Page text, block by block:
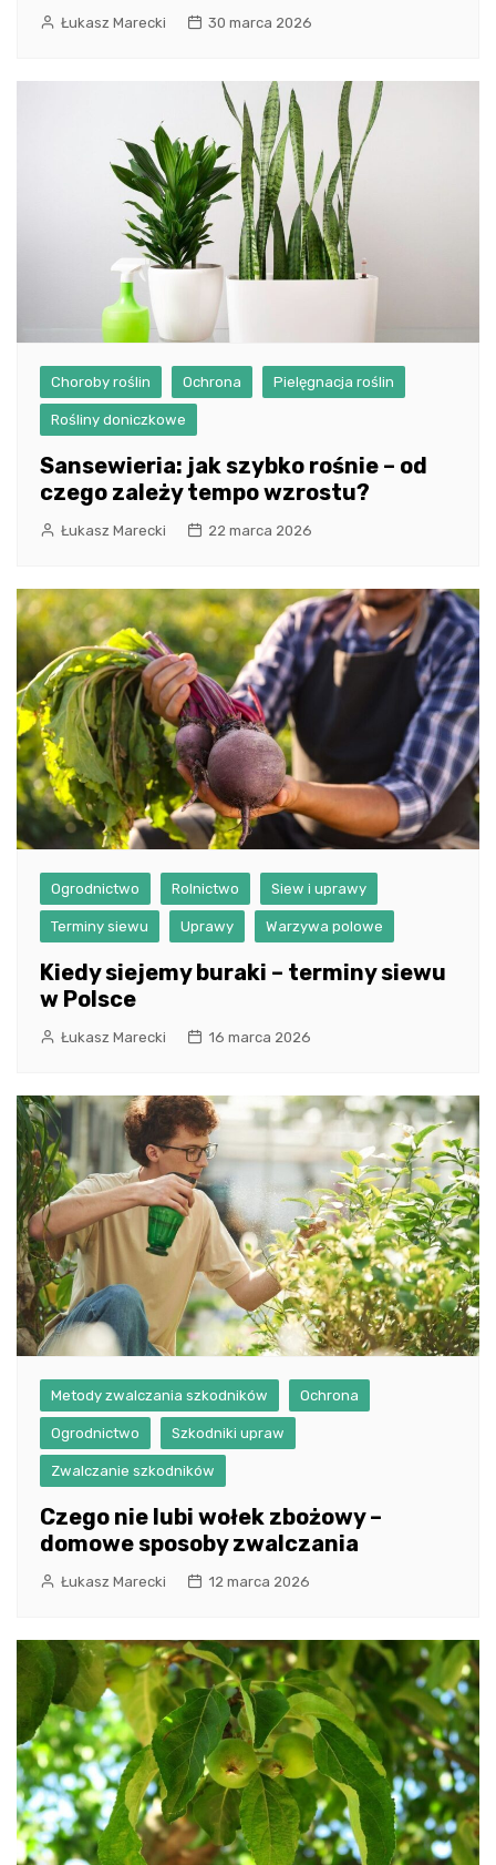
Łukasz Marecki 30 marca 2026
Choroby roślin Ochrona Pielęgnacja roślin
Rośliny doniczkowe
Sansewieria: jak szybko rośnie – od
czego zależy tempo wzrostu?
Łukasz Marecki 22 marca 2026
Ogrodnictwo Rolnictwo Siew i uprawy
Terminy siewu Uprawy Warzywa polowe
Kiedy siejemy buraki – terminy siewu
w Polsce
Łukasz Marecki 16 marca 2026
Metody zwalczania szkodników Ochrona
Ogrodnictwo Szkodniki upraw
Zwalczanie szkodników
Czego nie lubi wołek zbożowy –
domowe sposoby zwalczania
Łukasz Marecki 12 marca 2026